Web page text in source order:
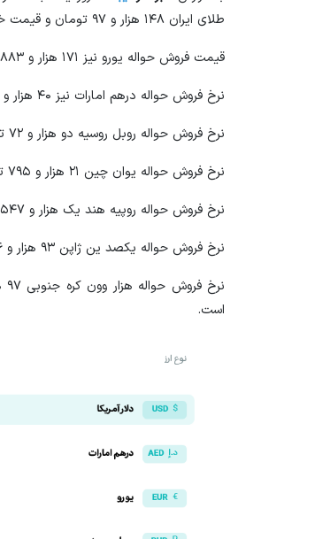
طلای ایران ۱۴۸ هزار و ۹۷ تومان و قیمت خرید حواله دلار ۱۴۶ هزار و ۷۶۴ تومان است.
قیمت فروش حواله یورو نیز ۱۷۱ هزار و ۸۸۳ تومان و قیمت خرید حواله آن ۱۷۰ هزار و ۳۳۶ تومان است.
نرخ فروش حواله درهم امارات نیز ۴۰ هزار و ۳۲۶ تومان و قیمت خرید حواله آن ۳۹ هزار و ۹۶۳ تومان است.
نرخ فروش حواله روبل روسیه دو هزار و ۷۲ تومان و قیمت خرید حواله آن دو هزار و ۵۳ تومان است.
نرخ فروش حواله یوان چین ۲۱ هزار و ۷۹۵ تومان و قیمت خرید حواله آن ۲۱ هزار و ۵۹۹ تومان است.
نرخ فروش حواله روپیه هند یک هزار و ۵۴۷ تومان و قیمت خرید حواله آن یک هزار و ۵۳۳ تومان است.
نرخ فروش حواله یکصد ین ژاپن ۹۳ هزار و ۲۶ تومان و قیمت خرید حواله آن ۹۲ هزار و ۱۸۹ تومان است.
است.